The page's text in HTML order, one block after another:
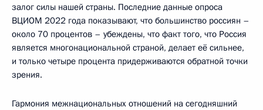
залог силы нашей страны. Последние данные опроса
ВЦИОМ 2022 года показывают, что большинство россиян –
около 70 процентов – убеждены, что факт того, что Россия
является многонациональной страной, делает её сильнее,
и только четыре процента придерживаются обратной точки
зрения.
Гармония межнациональных отношений на сегодняшний